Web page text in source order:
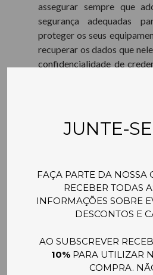
assegurar sempre que
segurança adequadas
proteger os seus
recuperar os dados que
confidencialidade de
worms.
Sem prejuízo dos direitos
particular, do direito de
consentimento para o
dados pessoais do
enquanto tais dados forem
finalidades do tratamento